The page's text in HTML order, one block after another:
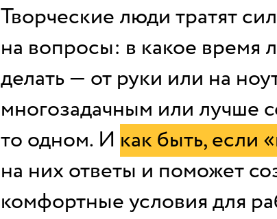
Творческие люди тратят
на вопросы: в какое время
делать — от руки или на
многозадачным или лучше
то одном. И как быть, если
на них ответы и поможет
комфортные условия для